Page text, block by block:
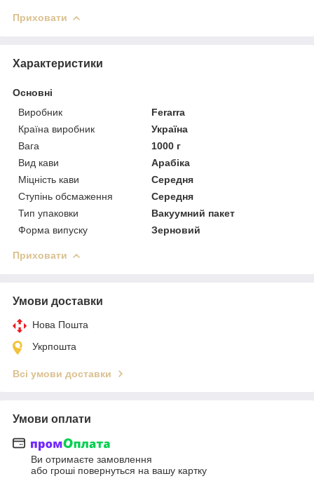
Приховати
Характеристики
Основні
Виробник
Ferarra
Країна виробник
Україна
Вага
1000 г
Вид кави
Арабіка
Міцність кави
Середня
Ступінь обсмаження
Середня
Тип упаковки
Вакуумний пакет
Форма випуску
Зерновий
Приховати
Умови доставки
Нова Пошта
Укрпошта
Всі умови доставки
Умови оплати
Ви отримаєте замовлення
або гроші повернуться на вашу картку